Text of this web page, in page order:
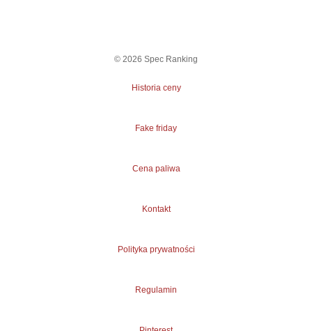
© 2026 Spec Ranking
Historia ceny
Fake friday
Cena paliwa
Kontakt
Polityka prywatności
Regulamin